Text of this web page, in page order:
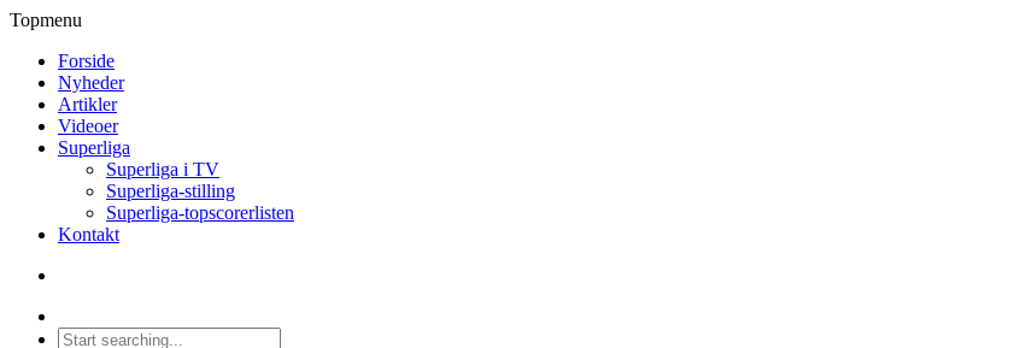
Topmenu
Forside
Nyheder
Artikler
Videoer
Superliga
Superliga i TV
Superliga-stilling
Superliga-topscorerlisten
Kontakt